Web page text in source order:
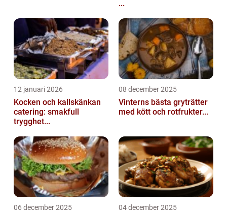
...
12 januari 2026
Kocken och kallskänkan
catering: smakfull
trygghet...
08 december 2025
Vinterns bästa gryträtter
med kött och rotfrukter...
06 december 2025 04 december 2025